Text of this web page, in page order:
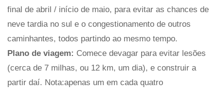
final de abril / início de maio, para evitar as chances de
neve tardia no sul e o congestionamento de outros
caminhantes, todos partindo ao mesmo tempo.
Plano de viagem: Comece devagar para evitar lesões
(cerca de 7 milhas, ou 12 km, um dia), e construir a
partir daí. Nota:apenas um em cada quatro